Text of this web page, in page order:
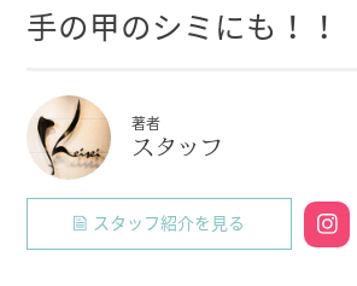
手の甲のシミにも！！
著者
スタッフ
スタッフ紹介を見る